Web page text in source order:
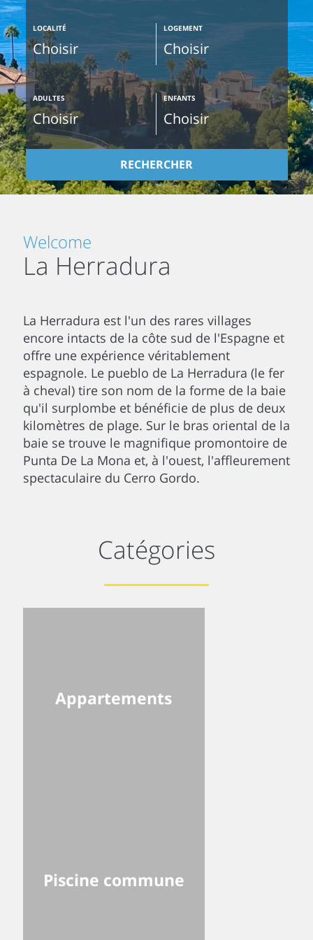
LOCALITÉ LOGEMENT
ADULTES ENFANTS
RECHERCHER
Welcome
La Herradura
La Herradura est l'un des rares villages
encore intacts de la côte sud de l'Espagne et
offre une expérience véritablement
espagnole. Le pueblo de La Herradura (le fer
à cheval) tire son nom de la forme de la baie
qu'il surplombe et bénéficie de plus de deux
kilomètres de plage. Sur le bras oriental de la
baie se trouve le magnifique promontoire de
Punta De La Mona et, à l'ouest, l'affleurement
spectaculaire du Cerro Gordo.
Catégories
Appartements
Piscine commune